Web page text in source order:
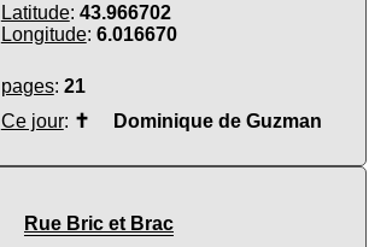
Latitude: 43.966702
Longitude: 6.016670
pages: 21
Ce jour: ✝ Dominique de Guzman
Rue Bric et Brac